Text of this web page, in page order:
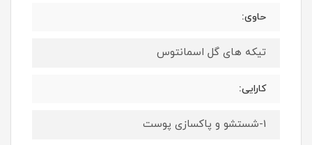
حاوی:
تیکه های گل اسمانتوس
کارایی:
1-شستشو و پاکسازی پوست